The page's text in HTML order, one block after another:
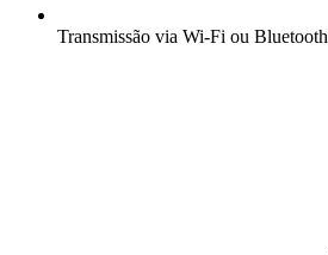
Transmissão via Wi-Fi ou Bluetooth